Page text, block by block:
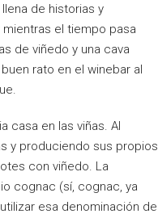
de historias y
el tiempo pasa
de viñedo y una cava
rato en el winebar al
casa en las viñas. Al
y produciendo sus propios
con viñedo. La
cognac (sí, cognac, ya
esa denominación de